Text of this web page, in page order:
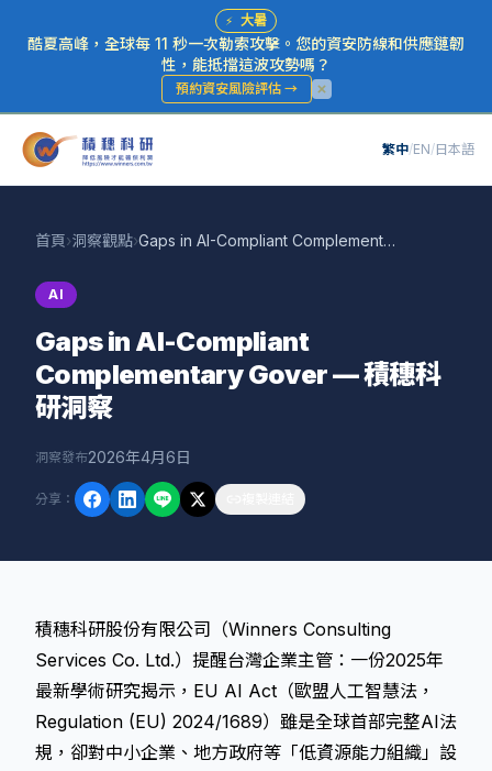
⚡ 大暑
酷夏高峰，全球每 11 秒一次勒索攻擊。您的資安防線和供應鏈韌
性，能抵擋這波攻勢嗎？
預約資安風險評估→
繁中/EN/日本語
首頁›洞察觀點› Gaps in AI-Compliant Complementary Gover — 積穗科研洞察
AI
Gaps in AI-Compliant
Complementary Gover — 積穗科
研洞察
洞察發布2026年4月6日
分享 ：
積穗科研股份有限公司（Winners Consulting
Services Co. Ltd.）提醒台灣企業主管：一份2025年
最新學術研究揭示，EU AI Act（歐盟人工智慧法，
Regulation (EU) 2024/1689）雖是全球首部完整AI法
規，卻對中小企業、地方政府等「低資源能力組織」設